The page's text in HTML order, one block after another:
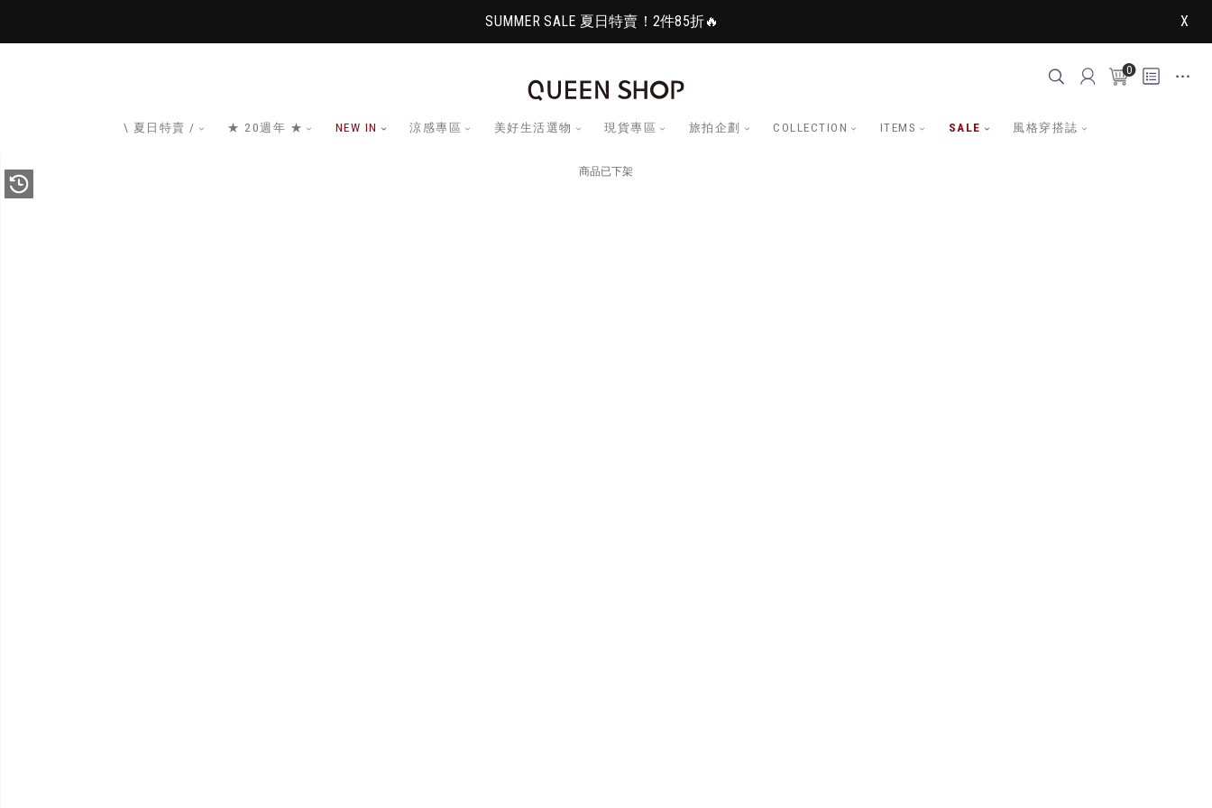
SUMMER SALE 夏日特賣！2件85折🔥 X
0
\ 夏日特賣 / ★ 20週年 ★ NEW IN 涼感專區 美好生活選物 現貨專區 旅拍企劃 COLLECTION ITEMS SALE 風格穿搭誌
商品已下架